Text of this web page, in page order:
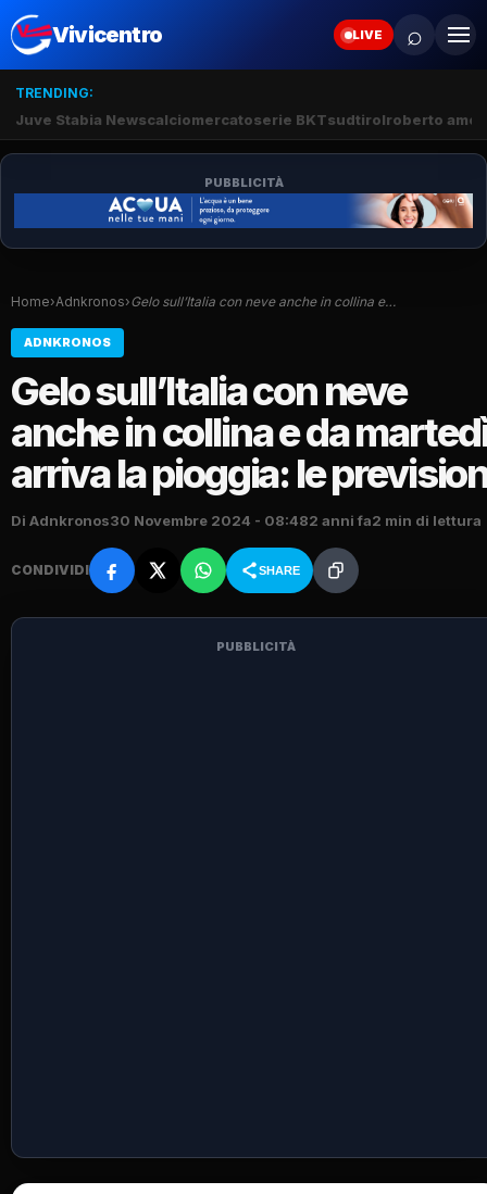
Vivicentro LIVE ⌕
TRENDING:
Juve Stabia Newscalciomercatoserie BKTsudtirolroberto
PUBBLICITÀ
Home›Adnkronos›Gelo sull’Italia con neve anche in collina e…
ADNKRONOS
Gelo sull’Italia con neve
anche in collina e da
arriva la pioggia: le
Di Adnkronos30 Novembre 2024 - 08:482 anni fa2 min di lettura
CONDIVIDI SHARE
PUBBLICITÀ